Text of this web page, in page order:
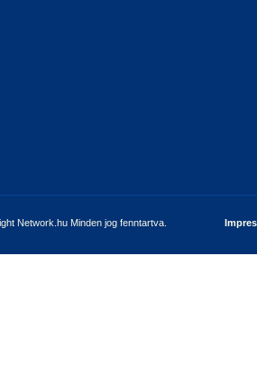
Network.hu Minden jog fenntartva.